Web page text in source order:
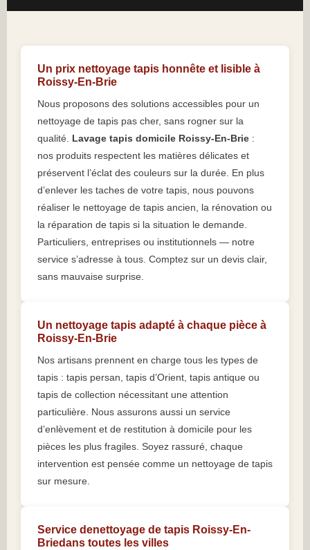
Un prix nettoyage tapis honnête et lisible à
Roissy-En-Brie
Nous proposons des solutions accessibles pour un
nettoyage de tapis pas cher, sans rogner sur la
qualité. Lavage tapis domicile Roissy-En-Brie :
nos produits respectent les matières délicates et
préservent l’éclat des couleurs sur la durée. En plus
d’enlever les taches de votre tapis, nous pouvons
réaliser le nettoyage de tapis ancien, la rénovation ou
la réparation de tapis si la situation le demande.
Particuliers, entreprises ou institutionnels — notre
service s’adresse à tous. Comptez sur un devis clair,
sans mauvaise surprise.
Un nettoyage tapis adapté à chaque pièce à
Roissy-En-Brie
Nos artisans prennent en charge tous les types de
tapis : tapis persan, tapis d’Orient, tapis antique ou
tapis de collection nécessitant une attention
particulière. Nous assurons aussi un service
d’enlèvement et de restitution à domicile pour les
pièces les plus fragiles. Soyez rassuré, chaque
intervention est pensée comme un nettoyage de tapis
sur mesure.
Service denettoyage de tapis Roissy-En-
Briedans toutes les villes